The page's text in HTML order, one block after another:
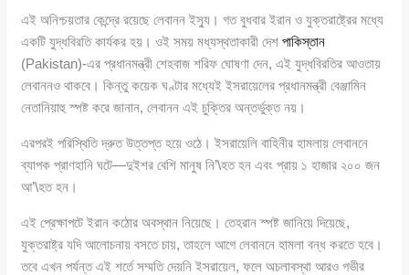
এই অনিশ্চয়তার কেন্দ্রে রয়েছে লেবানন ইস্যু। গত বুধবার ইরান ও যুক্তরাষ্ট্রের মধ্যে
একটি যুদ্ধবিরতি কার্যকর হয়। ওই সময় মধ্যস্থতাকারী দেশপাকিস্তান
(Pakistan)-এর প্রধানমন্ত্রী শেহবাজ শরিফ ঘোষণা দেন, এই যুদ্ধবিরতির আওতায়
লেবাননও থাকবে। কিন্তু কয়েক ঘণ্টার মধ্যেই ইসরায়েলের প্রধানমন্ত্রী বেঞ্জামিন
নেতানিয়াহু স্পষ্ট করে জানান, লেবানন এই চুক্তির অন্তর্ভুক্ত নয়।
এরপরই পরিস্থিতি দ্রুত উত্তপ্ত হয়ে ওঠে। ইসরায়েলি বাহিনীর হামলায় লেবাননে
ব্যাপক প্রাণহানি ঘটে—দুইশর বেশি মানুষ নি’\হত হন এবং প্রায় ১ হাজার ২০০ জন
আ’\হত হন।
এই প্রেক্ষাপটে ইরান কঠোর অবস্থান নিয়েছে। তেহরান স্পষ্ট জানিয়ে দিয়েছে,
যুক্তরাষ্ট্র যদি আলোচনায় বসতে চায়, তাহলে আগে লেবাননে হামলা বন্ধ করতে হবে।
তবে এখন পর্যন্ত এই শর্তে সম্মতি দেয়নি ইসরায়েল, ফলে অচলাবস্থা আরও গভীর